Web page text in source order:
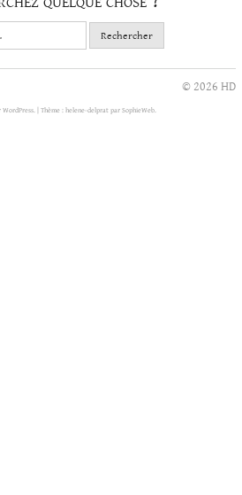
© 2026 HD
Thème : helene-delprat par SophieWeb.